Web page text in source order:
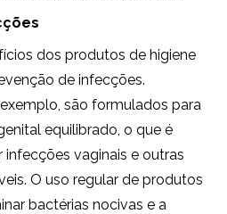
dos produtos de higiene
de infecções.
são formulados para
equilibrado, o que é
vaginais e outras
O uso regular de produtos
bactérias nocivas e a